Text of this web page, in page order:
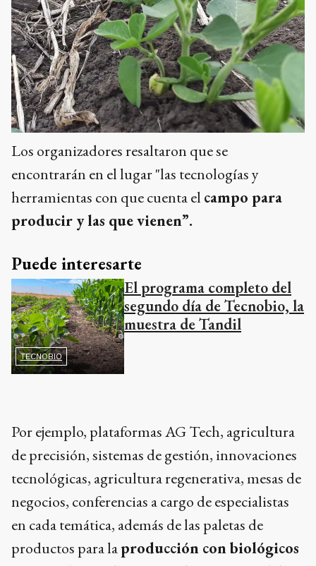
Los organizadores resaltaron que se
encontrarán en el lugar "las tecnologías y
herramientas con que cuenta el campo para
producir y las que vienen”.
Puede interesarte
TECNOBIO
El programa completo del
segundo día de Tecnobio, la
muestra de Tandil
Por ejemplo, plataformas AG Tech, agricultura
de precisión, sistemas de gestión, innovaciones
tecnológicas, agricultura regenerativa, mesas de
negocios, conferencias a cargo de especialistas
en cada temática, además de las paletas de
productos para laproducción con biológicos